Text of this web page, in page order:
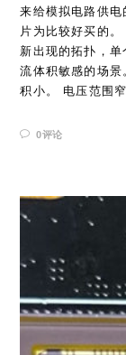
来给模拟电路供
片为比较好买的
新出现的拓扑，
流体积敏感的场
积小。 电压范围
0评论